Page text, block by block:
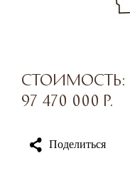
Стоимость:
97 470 000 р.
Поделиться